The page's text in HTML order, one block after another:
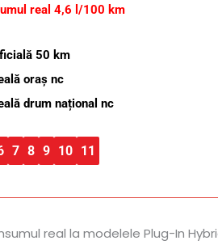
real 4,6 l/100 km
50 km
oraș nc
drum național nc
7 8 9 10 11
real la modelele Plug-In